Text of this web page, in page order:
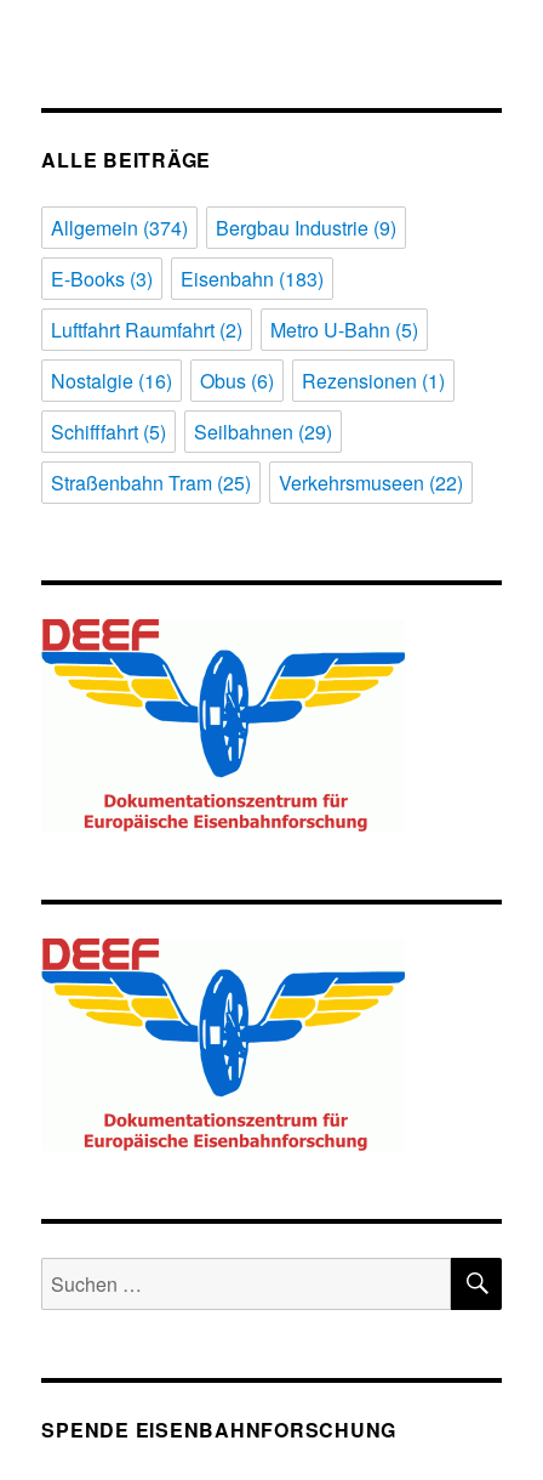
ALLE BEITRÄGE
Allgemein (374) Bergbau Industrie (9)
E-Books (3) Eisenbahn (183)
Luftfahrt Raumfahrt (2) Metro U-Bahn (5)
Nostalgie (16) Obus (6) Rezensionen (1)
Schifffahrt (5) Seilbahnen (29)
Straßenbahn Tram (25) Verkehrsmuseen (22)
Suche
nach:
SPENDE EISENBAHNFORSCHUNG